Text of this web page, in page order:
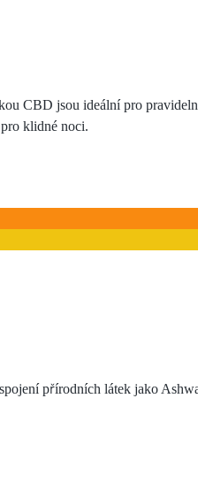
CBD jsou ideální pro
klidné noci.
přírodních látek jako